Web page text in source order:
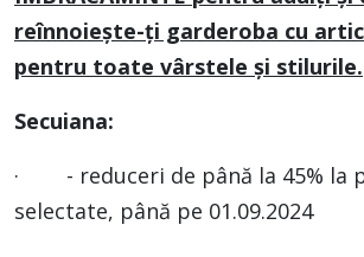
reînnoiește-ți garderoba cu
pentru toate vârstele și stilurile.
Secuiana:
· - reduceri de până la 45% la
selectate, până pe 01.09.2024